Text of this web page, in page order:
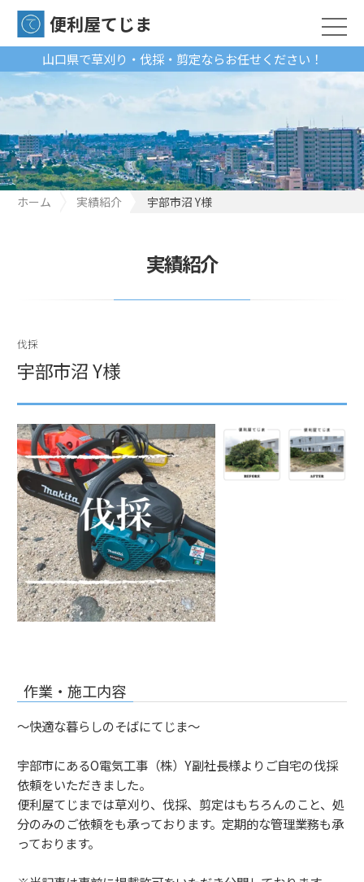
山口県で草刈り・伐採・剪定ならお任せください！
便利屋てじま
ホーム 実績紹介 宇部市沼 Y様
実績紹介
伐採
宇部市沼 Y様
作業・施工内容
～快適な暮らしのそばにてじま～
宇部市にあるO電気工事（株）Y副社長様よりご自宅の伐採
依頼をいただきました。
便利屋てじまでは草刈り、伐採、剪定はもちろんのこと、処
分のみのご依頼をも承っております。定期的な管理業務も承
っております。